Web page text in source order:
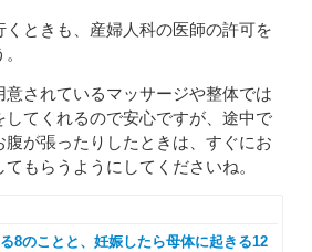
くときも、産婦人科の医師の許可を
意されているマッサージや整体では
してくれるので安心ですが、途中で
が張ったりしたときは、すぐにお
もらうようにしてくださいね。
8のことと、妊娠したら母体に起きる12